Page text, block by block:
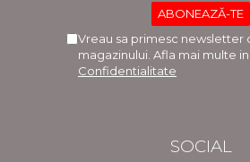
Vreau sa primesc newsletter
magazinului. Afla mai multe in
Confidentialitate
SOCIAL